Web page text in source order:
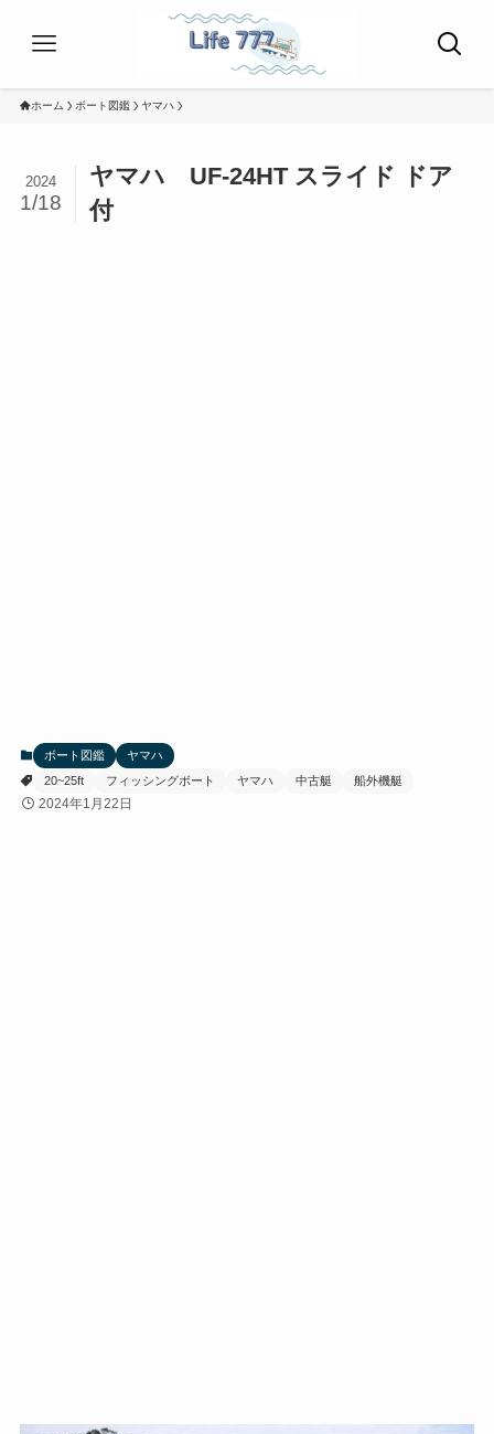
ホーム ボート図鑑 ヤマハ
ヤマハ UF-24HT スライド ドア
付
2024
1/18
ボート図鑑
ヤマハ
20~25ft
フィッシングボート ヤマハ 中古艇 船外機艇
2024年1月22日